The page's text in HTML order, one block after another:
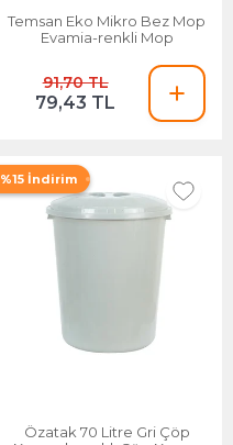
Temsan Eko Mikro Bez Mop
Evamia-renkli Mop
91,70 TL
79,43 TL
%15 İndirim
Özatak 70 Litre Gri Çöp